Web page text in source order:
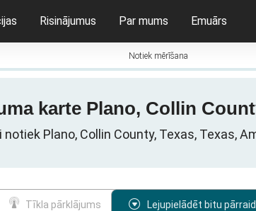
Risinājumus Par mums Emuārs
Notiek mērīšana
karte Plano, Collin
Plano, Collin County, Texas, Texas,
Tīkla pārklājums Lejupielādēt bitu